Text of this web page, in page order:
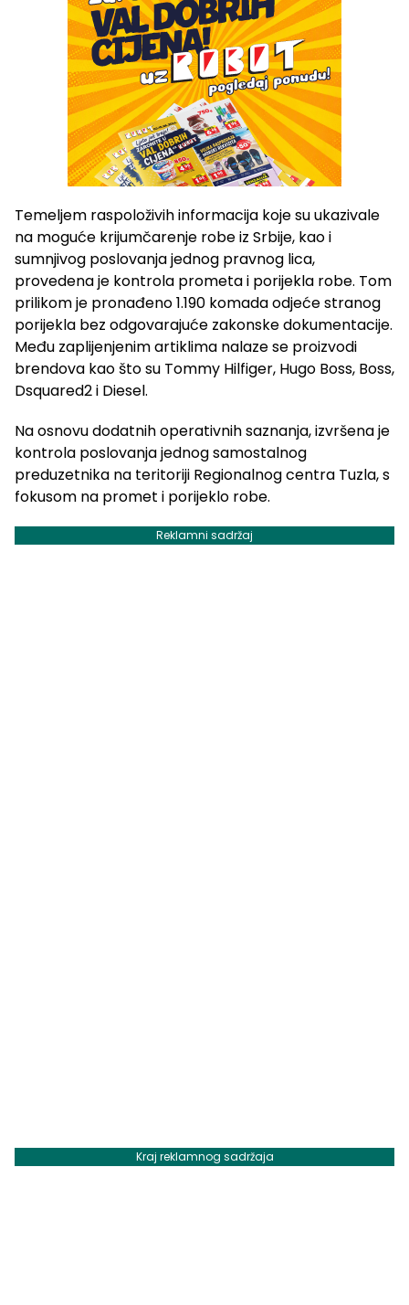
Temeljem raspoloživih informacija koje su ukazivale
na moguće krijumčarenje robe iz Srbije, kao i
sumnjivog poslovanja jednog pravnog lica,
provedena je kontrola prometa i porijekla robe. Tom
prilikom je pronađeno 1.190 komada odjeće stranog
porijekla bez odgovarajuće zakonske dokumentacije.
Među zaplijenjenim artiklima nalaze se proizvodi
brendova kao što su Tommy Hilfiger, Hugo Boss, Boss,
Dsquared2 i Diesel.
Na osnovu dodatnih operativnih saznanja, izvršena je
kontrola poslovanja jednog samostalnog
preduzetnika na teritoriji Regionalnog centra Tuzla, s
fokusom na promet i porijeklo robe.
Reklamni sadržaj
Kraj reklamnog sadržaja